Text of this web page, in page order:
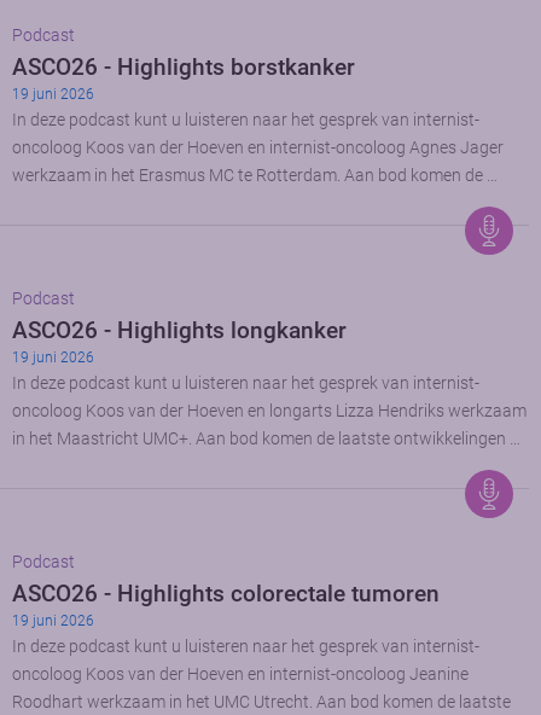
Podcast
ASCO26 - Highlights borstkanker
19 juni 2026
In deze podcast kunt u luisteren naar het gesprek van internist-
oncoloog Koos van der Hoeven en internist-oncoloog Agnes Jager
werkzaam in het Erasmus MC te Rotterdam. Aan bod komen de …
Podcast
ASCO26 - Highlights longkanker
19 juni 2026
In deze podcast kunt u luisteren naar het gesprek van internist-
oncoloog Koos van der Hoeven en longarts Lizza Hendriks werkzaam
in het Maastricht UMC+. Aan bod komen de laatste ontwikkelingen …
Podcast
ASCO26 - Highlights colorectale tumoren
19 juni 2026
In deze podcast kunt u luisteren naar het gesprek van internist-
oncoloog Koos van der Hoeven en internist-oncoloog Jeanine
Roodhart werkzaam in het UMC Utrecht. Aan bod komen de laatste